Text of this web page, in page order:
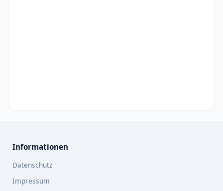
Informationen
Datenschutz
Impressum